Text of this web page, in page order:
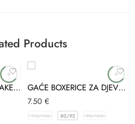
Products
GAĆE BOXER ZA DJEČAKE LAVIĆ GAĆE BOXERICE ZA DJEVOJČICE ŠARENE
7.50 €
110/116 80/92 98/104